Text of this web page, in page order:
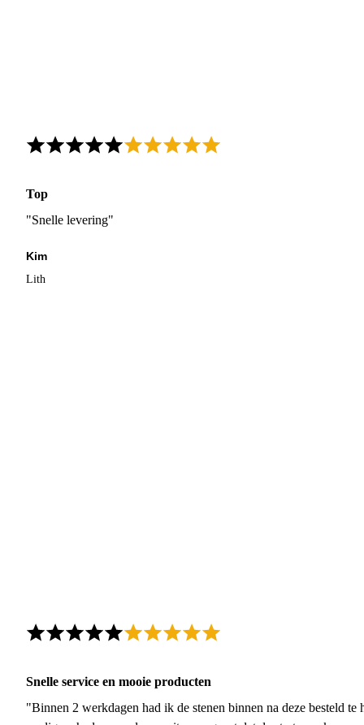
Top
"Snelle levering"
Kim
Lith
Snelle service en mooie producten
"Binnen 2 werkdagen had ik de stenen binnen na deze besteld